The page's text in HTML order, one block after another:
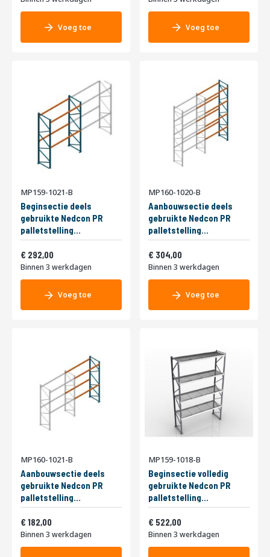
Voeg toe Voeg toe
MP159-1021-B
Beginsectie deels
gebruikte Nedcon PR
palletstelling
3000x2800x1100mm
hxbxd 2niveaus
2000kg/niv
Vanaf
292,00
Binnen 3 werkdagen
Voeg toe
MP160-1020-B
Aanbouwsectie deels
gebruikte Nedcon PR
palletstelling
5000x2800x1100mm
hxbxd 4niveaus
2000kg/niv
Vanaf
304,00
Binnen 3 werkdagen
Voeg toe
MP160-1021-B
Aanbouwsectie deels
gebruikte Nedcon PR
palletstelling
3000x2800x1100mm
hxbxd 2niveaus
2000kg/niv
Vanaf
182,00
Binnen 3 werkdagen
MP159-1018-B
Beginsectie volledig
gebruikte Nedcon PR
palletstelling
5750x3600x1100mm
hxbxd 4niveaus
2650kg/niv
Vanaf
522,00
Binnen 3 werkdagen